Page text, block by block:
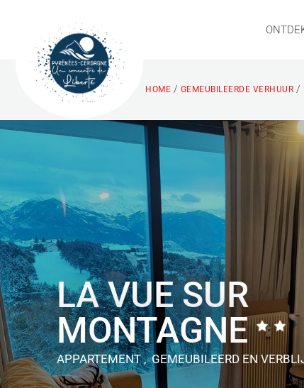
HOME / GEMEUBILEERDE VERHUUR /
LA VUE SUR
MONTAGNE
APPARTEMENT , GEMEUBILEERD EN